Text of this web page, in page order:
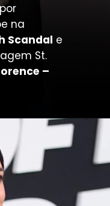
na
Scandal e
St.
–